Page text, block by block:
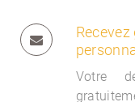
Votre